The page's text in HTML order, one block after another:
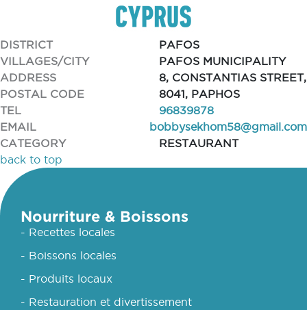
DISTRICT
PAFOS
VILLAGES/CITY
PAFOS MUNICIPALITY
ADDRESS
8, CONSTANTIAS STREET,
POSTAL CODE
8041, PAPHOS
TEL
96839878
EMAIL
bobbysekhom58@gmail.com
CATEGORY
RESTAURANT
back to top
Nourriture & Boissons
- Recettes locales
- Boissons locales
- Produits locaux
- Restauration et divertissement